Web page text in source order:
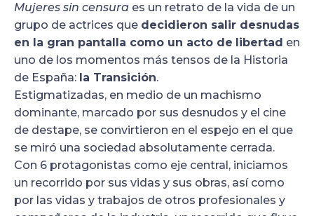
Mujeres sin censura es un retrato de la vida de un
grupo de actrices que decidieron salir desnudas
en la gran pantalla como un acto de libertad en
uno de los momentos más tensos de la Historia
de España: la Transición.
Estigmatizadas, en medio de un machismo
dominante, marcado por sus desnudos y el cine
de destape, se convirtieron en el espejo en el que
se miró una sociedad absolutamente cerrada.
Con 6 protagonistas como eje central, iniciamos
un recorrido por sus vidas y sus obras, así como
por las vidas y trabajos de otros profesionales y